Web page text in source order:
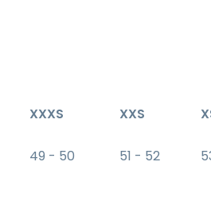
XXXS XXS
49 - 50 51 - 52